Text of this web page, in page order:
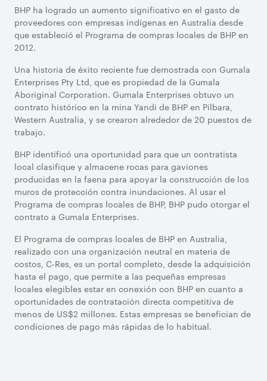
BHP ha logrado un aumento significativo en el gasto de
proveedores con empresas indígenas en Australia desde
que estableció el Programa de compras locales de BHP en
2012.
Una historia de éxito reciente fue demostrada con Gumala
Enterprises Pty Ltd, que es propiedad de la Gumala
Aboriginal Corporation. Gumala Enterprises obtuvo un
contrato histórico en la mina Yandi de BHP en Pilbara,
Western Australia, y se crearon alrededor de 20 puestos de
trabajo.
BHP identificó una oportunidad para que un contratista
local clasifique y almacene rocas para gaviones
producidas en la faena para apoyar la construcción de los
muros de protección contra inundaciones. Al usar el
Programa de compras locales de BHP, BHP pudo otorgar el
contrato a Gumala Enterprises.
El Programa de compras locales de BHP en Australia,
realizado con una organización neutral en materia de
costos, C-Res, es un portal completo, desde la adquisición
hasta el pago, que permite a las pequeñas empresas
locales elegibles estar en conexión con BHP en cuanto a
oportunidades de contratación directa competitiva de
menos de US$2 millones. Estas empresas se benefician de
condiciones de pago más rápidas de lo habitual.